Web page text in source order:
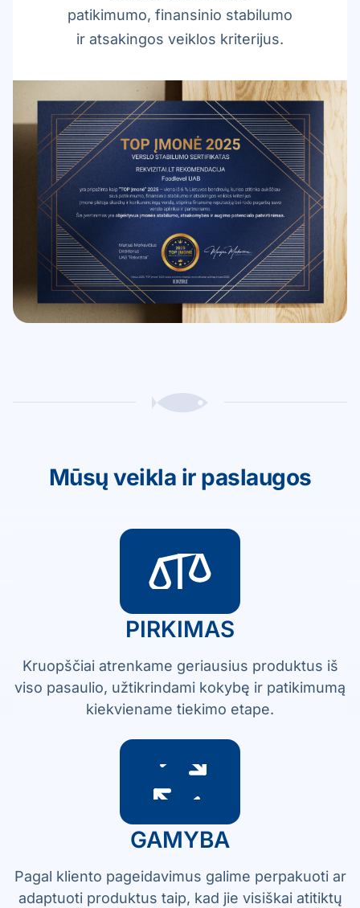
patikimumo, finansinio stabilumo
ir atsakingos veiklos kriterijus.
Mūsų veikla ir paslaugos
PIRKIMAS
Kruopščiai atrenkame geriausius produktus iš
viso pasaulio, užtikrindami kokybę ir patikimumą
kiekviename tiekimo etape.
GAMYBA
Pagal kliento pageidavimus galime perpakuoti ar
adaptuoti produktus taip, kad jie visiškai atitiktų